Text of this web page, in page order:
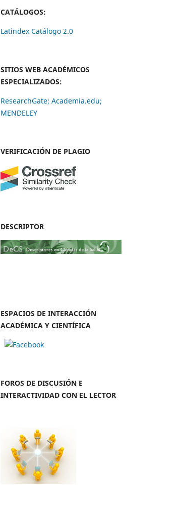
CATÁLOGOS:
Latindex Catálogo 2.0
SITIOS WEB ACADÉMICOS
ESPECIALIZADOS:
ResearchGate; Academia.edu;
MENDELEY
VERIFICACIÓN DE PLAGIO
DESCRIPTOR
ESPACIOS DE INTERACCIÓN
ACADÉMICA Y CIENTÍFICA
FOROS DE DISCUSIÓN E
INTERACTIVIDAD CON EL LECTOR